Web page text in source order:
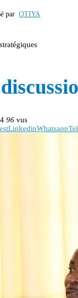
par OTIYA
96 vus
LinkedinWhatsapp